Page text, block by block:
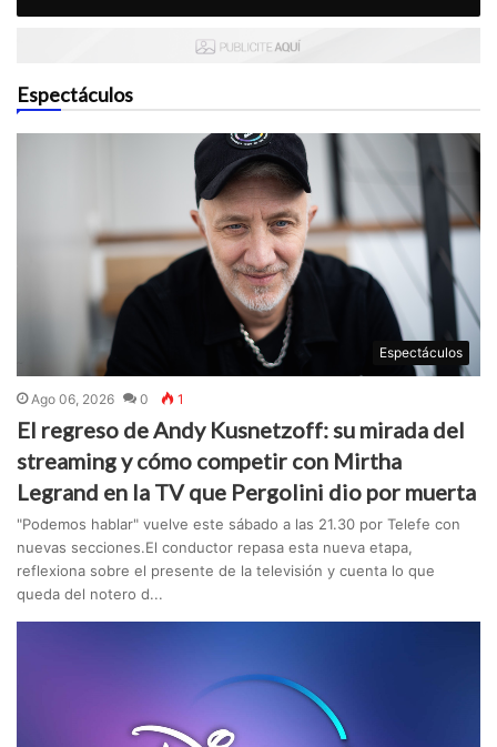
Espectáculos
Espectáculos
Ago 06, 2026 0 1
El regreso de Andy Kusnetzoff: su mirada del
streaming y cómo competir con Mirtha
Legrand en la TV que Pergolini dio por muerta
"Podemos hablar" vuelve este sábado a las 21.30 por Telefe con
nuevas secciones.El conductor repasa esta nueva etapa,
reflexiona sobre el presente de la televisión y cuenta lo que
queda del notero d...